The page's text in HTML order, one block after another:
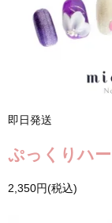
即日発送
ぷっくりハ
2,350円(税込)